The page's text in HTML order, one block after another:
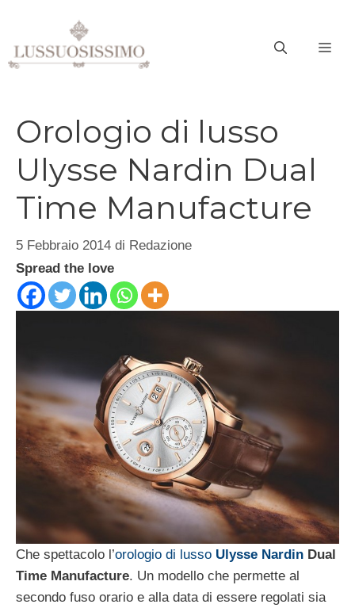
contenuto
Orologio di lusso
Ulysse Nardin Dual
Time Manufacture
5 Febbraio 2014 di Redazione
Spread the love
Che spettacolo l’orologio di lusso Ulysse Nardin Dual
Time Manufacture. Un modello che permette al
secondo fuso orario e alla data di essere regolati sia